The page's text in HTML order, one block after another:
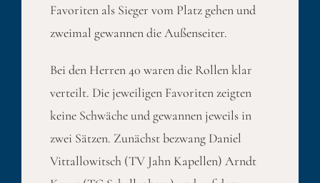
Favoriten als Sieger vom Platz gehen und
zweimal gewannen die Außenseiter.
Bei den Herren 40 waren die Rollen klar
verteilt. Die jeweiligen Favoriten zeigten
keine Schwäche und gewannen jeweils in
zwei Sätzen. Zunächst bezwang Daniel
Vittallowitsch (TV Jahn Kapellen) Arndt